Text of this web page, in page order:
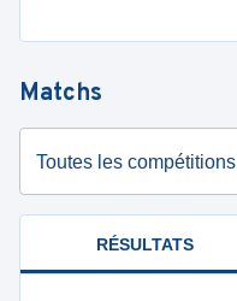
Matchs
Toutes les compétitions
RÉSULTATS